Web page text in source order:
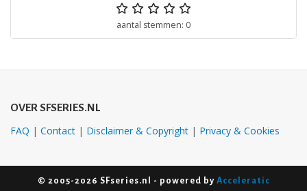
aantal stemmen: 0
OVER SFSERIES.NL
FAQ | Contact | Disclaimer & Copyright | Privacy & Cookies
© 2005-2026 SFseries.nl - powered byAcceleratic